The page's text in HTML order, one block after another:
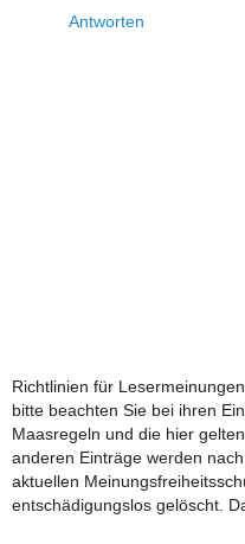
Antworten
Richtlinien für
bitte beachten Sie bei ihren
Maasregeln und die hier
anderen Einträge werden
aktuellen
entschädigungslos gelöscht.